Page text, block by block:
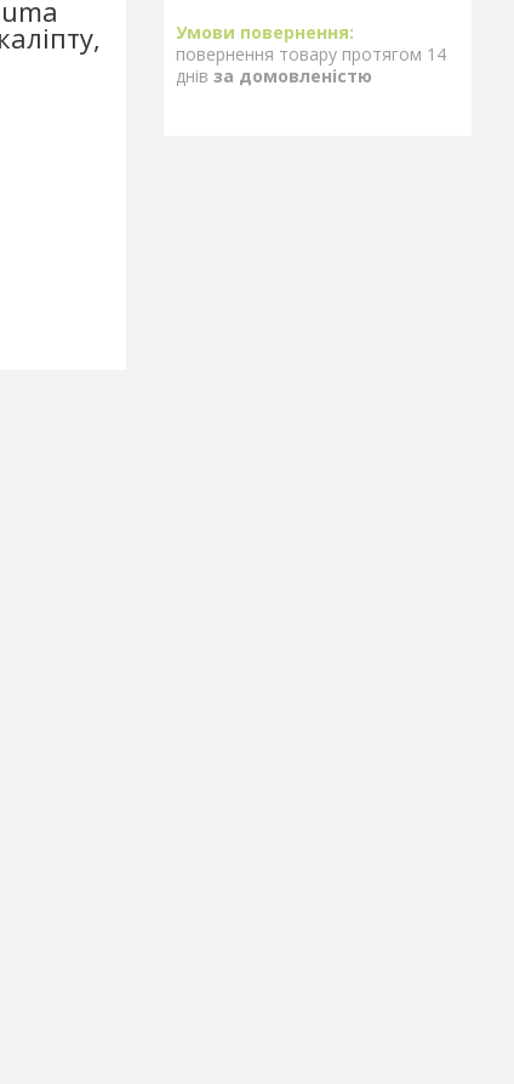
повернення товару протягом 14
днів за домовленістю